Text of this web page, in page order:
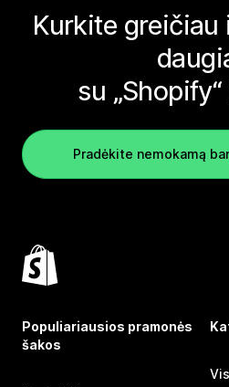
Kurkite
su
Pradėkite nemokamą
Populiariausios pramonės
šakos